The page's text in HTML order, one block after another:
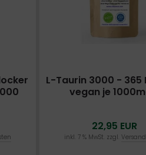
L-Taurin 3000 - 365
vegan je
22,95 EUR
inkl. 7 % MwSt. zzgl.